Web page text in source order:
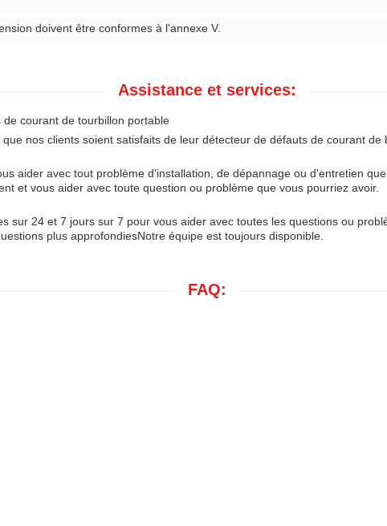
doivent être conformes à l'annexe V.
Assistance et services:
courant de tourbillon portable
nos clients soient satisfaits de leur détecteur de défauts de courant de
aider avec tout problème d'installation, de dépannage ou d'entretien
et vous aider avec toute question ou problème que vous pourriez avoir.
sur 24 et 7 jours sur 7 pour vous aider avec toutes les questions ou
plus approfondiesNotre équipe est toujours disponible.
FAQ: